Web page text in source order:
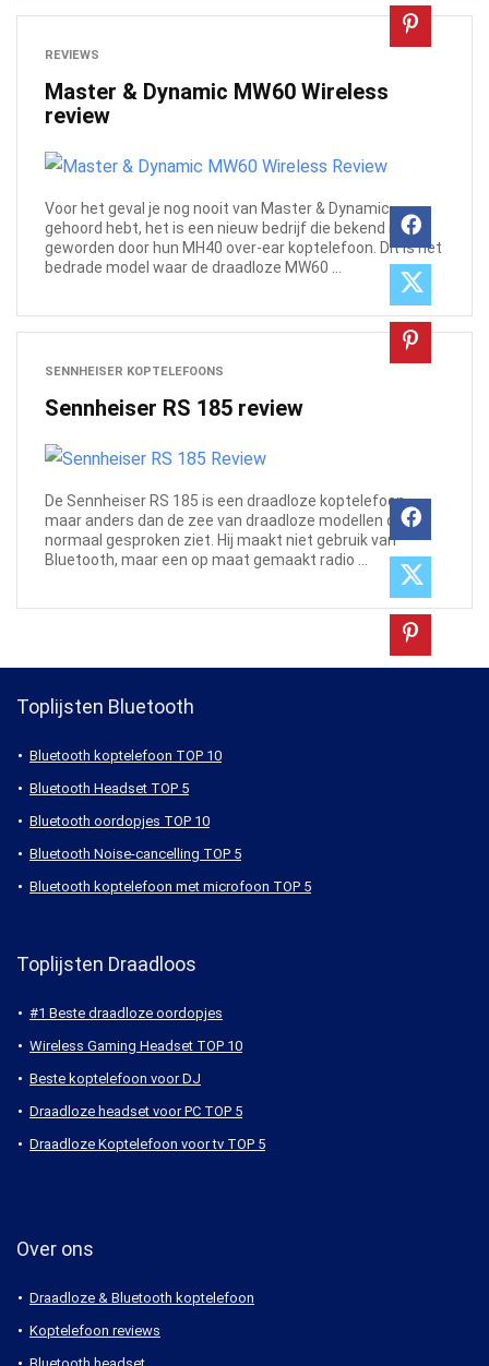
REVIEWS
Master & Dynamic MW60 Wireless
review
Voor het geval je nog nooit van Master & Dynamic
gehoord hebt, het is een nieuw bedrijf die bekend is
geworden door hun MH40 over-ear koptelefoon. Dit is het
bedrade model waar de draadloze MW60 ...
SENNHEISER KOPTELEFOONS
Sennheiser RS 185 review
De Sennheiser RS 185 is een draadloze koptelefoon,
maar anders dan de zee van draadloze modellen die je
normaal gesproken ziet. Hij maakt niet gebruik van
Bluetooth, maar een op maat gemaakt radio ...
Toplijsten Bluetooth
Bluetooth koptelefoon TOP 10
Bluetooth Headset TOP 5
Bluetooth oordopjes TOP 10
Bluetooth Noise-cancelling TOP 5
Bluetooth koptelefoon met microfoon TOP 5
Toplijsten Draadloos
#1 Beste draadloze oordopjes
Wireless Gaming Headset TOP 10
Beste koptelefoon voor DJ
Draadloze headset voor PC TOP 5
Draadloze Koptelefoon voor tv TOP 5
Over ons
Draadloze & Bluetooth koptelefoon
Koptelefoon reviews